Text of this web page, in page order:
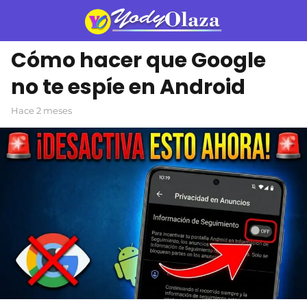
Cómo hacer que Google
no te espíe en Android
hace 2 meses